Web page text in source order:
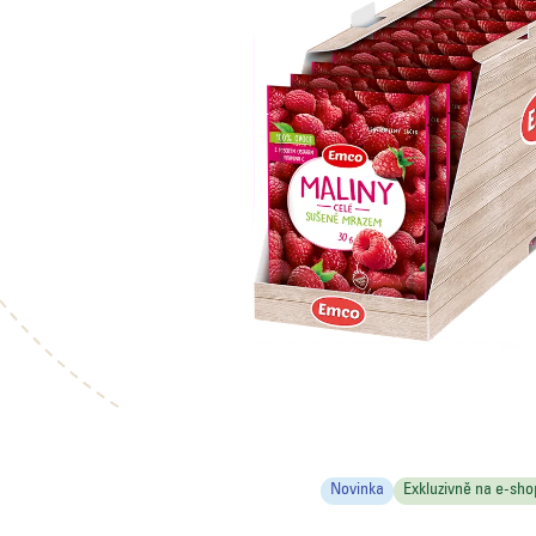
Novinka Exkluzivně na e-